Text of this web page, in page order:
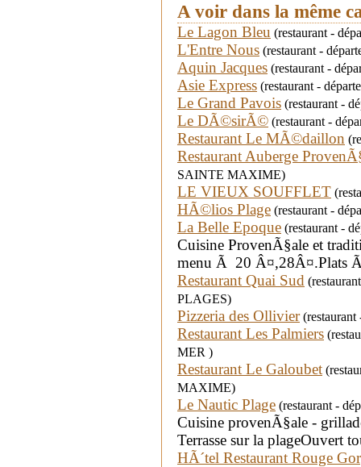
A voir dans la même
Le Lagon Bleu (restaurant -
L'Entre Nous (restaurant -
Aquin Jacques (restaurant -
Asie Express (restaurant -
Le Grand Pavois (restaurant -
Le DÃ©sirÃ© (restaurant -
Restaurant Le MÃ©daillon
Restaurant Auberge
SAINTE MAXIME)
LE VIEUX SOUFFLET
HÃ©lios Plage (restaurant -
La Belle Epoque (restaurant -
Cuisine ProvenÃ§ale et
menu Ã 20 Â¤,28Â¤.Plats
Restaurant Quai Sud
PLAGES)
Pizzeria des Ollivier
Restaurant Les Palmiers
MER )
Restaurant Le Galoubet
MAXIME)
Le Nautic Plage (restaurant -
Cuisine provenÃ§ale -
Terrasse sur la plageOuvert
HÃ´tel Restaurant Rouge